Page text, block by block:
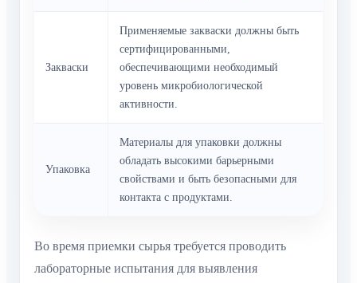
Закваски
Применяемые закваски должны быть
сертифицированными,
обеспечивающими необходимый
уровень микробиологической
активности.
Упаковка
Материалы для упаковки должны
обладать высокими барьерными
свойствами и быть безопасными для
контакта с продуктами.
Во время приемки сырья требуется проводить
лабораторные испытания для выявления